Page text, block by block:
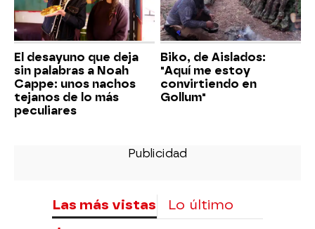
El desayuno que deja
sin palabras a Noah
Cappe: unos nachos
tejanos de lo más
peculiares
Biko, de Aislados:
"Aquí me estoy
convirtiendo en
Gollum"
Las más vistas Lo último